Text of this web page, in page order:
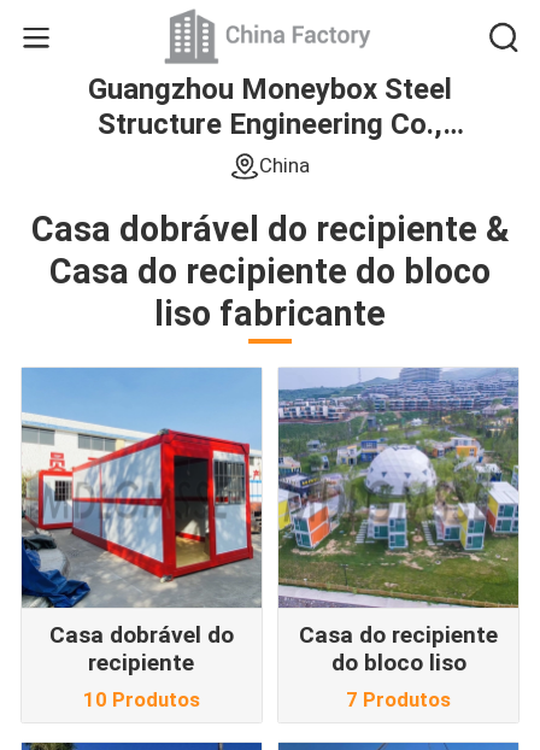
Guangzhou Moneybox Steel
Structure Engineering Co.,
Ltd.
China
Casa dobrável do recipiente &
Casa do recipiente do bloco
liso fabricante
Casa dobrável do
recipiente
10 Produtos
Casa do recipiente
do bloco liso
7 Produtos